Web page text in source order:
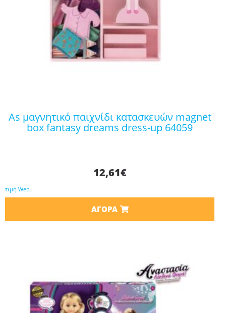
as μαγνητικό παιχνίδι κατασκευών magnet
box fantasy dreams dress-up 64059
12,61€
τιμή Web
ΑΓΟΡΆ